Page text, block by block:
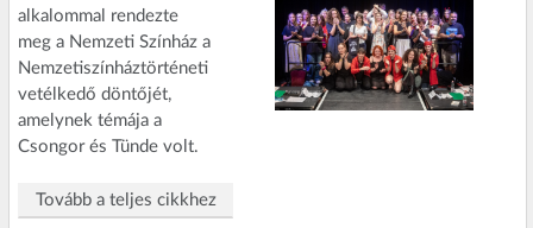
alkalommal rendezte
meg a Nemzeti Színház a
Nemzetiszínháztörténeti
vetélkedő döntőjét,
amelynek témája a
Csongor és Tünde volt.
Tovább a teljes cikkhez